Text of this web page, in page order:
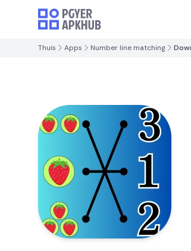
Thuis Apps Number line matching